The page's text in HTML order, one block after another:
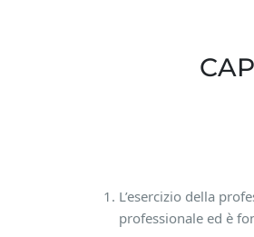
L’esercizio della
professionale ed è